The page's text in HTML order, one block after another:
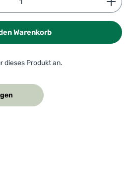
Warenkorb
dieses Produkt an.